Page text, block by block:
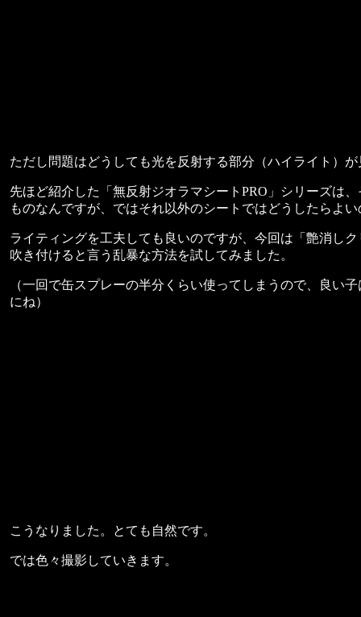
ただし問題はどうしても光を反射する部分（ハイライト）
先ほど紹介した「無反射ジオラマシートPRO」シリーズは
ものなんですが、ではそれ以外のシートではどうしたらよ
ライティングを工夫しても良いのですが、今回は「艶消し
吹き付けると言う乱暴な方法を試してみました。
（一回で缶スプレーの半分くらい使ってしまうので、良い
にね）
こうなりました。とても自然です。
では色々撮影していきます。